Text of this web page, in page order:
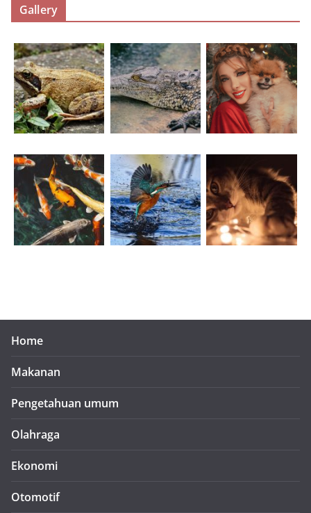
Gallery
Home
Makanan
Pengetahuan umum
Olahraga
Ekonomi
Otomotif